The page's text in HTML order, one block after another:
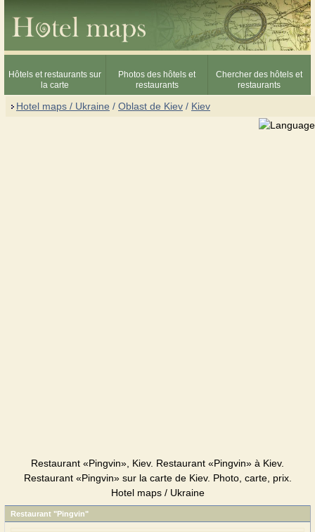
Hôtels et restaurants sur
la carte
Photos des hôtels et
restaurants
Chercher des hôtels et
restaurants
Hotel maps / Ukraine / Oblast de Kiev / Kiev
Restaurant «Pingvin», Kiev. Restaurant «Pingvin» à Kiev.
Restaurant «Pingvin» sur la carte de Kiev. Photo, carte, prix.
Hotel maps / Ukraine
Restaurant "Pingvin"